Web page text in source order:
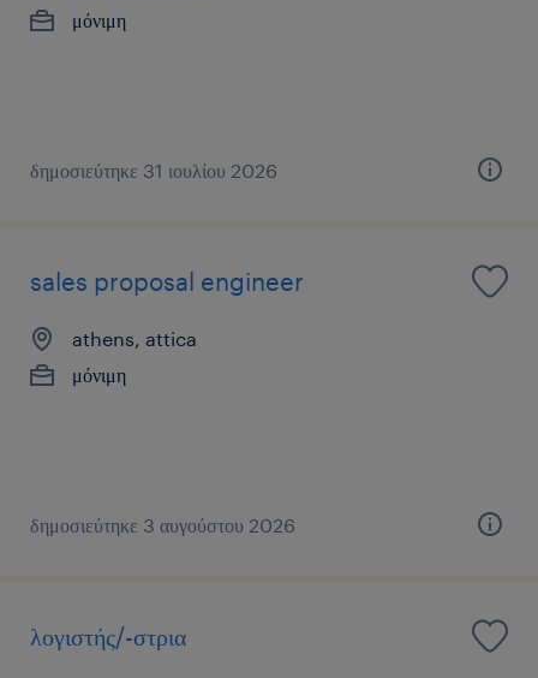
μόνιμη
δημοσιεύτηκε 31 ιουλίου 2026
sales proposal engineer
athens, attica
μόνιμη
δημοσιεύτηκε 3 αυγούστου 2026
λογιστής/-στρια